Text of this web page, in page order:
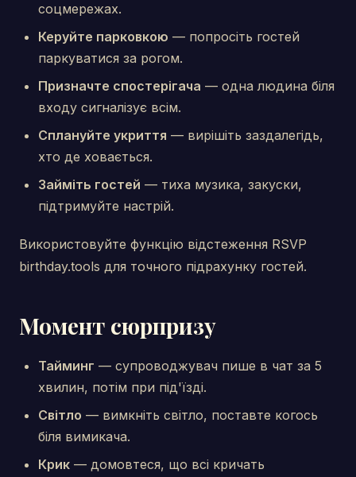
соцмережах.
Керуйте парковкою — попросіть гостей
паркуватися за рогом.
Призначте спостерігача — одна людина біля
входу сигналізує всім.
Сплануйте укриття — вирішіть заздалегідь,
хто де ховається.
Займіть гостей — тиха музика, закуски,
підтримуйте настрій.
Використовуйте функцію відстеження RSVP
birthday.tools для точного підрахунку гостей.
Момент сюрпризу
Тайминг — супроводжувач пише в чат за 5
хвилин, потім при під'їзді.
Світло — вимкніть світло, поставте когось
біля вимикача.
Крик — домовтеся, що всі кричать